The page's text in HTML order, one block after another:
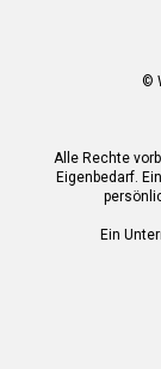
©
Alle Rechte
Eigenbedarf.
Ein